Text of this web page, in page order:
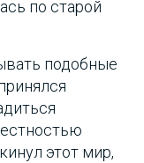
по старой
подобные
этот мир,